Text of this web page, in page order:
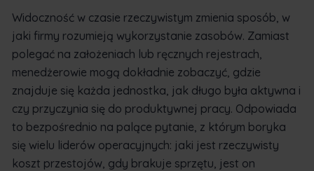
Widoczność w czasie rzeczywistym zmienia sposób, w
jaki firmy rozumieją wykorzystanie zasobów. Zamiast
polegać na założeniach lub ręcznych rejestrach,
menedżerowie mogą dokładnie zobaczyć, gdzie
znajduje się każda jednostka, jak długo była aktywna i
czy przyczynia się do produktywnej pracy. Odpowiada
to bezpośrednio na palące pytanie, z którym boryka
się wielu liderów operacyjnych: jaki jest rzeczywisty
koszt przestojów, gdy brakuje sprzętu, jest on